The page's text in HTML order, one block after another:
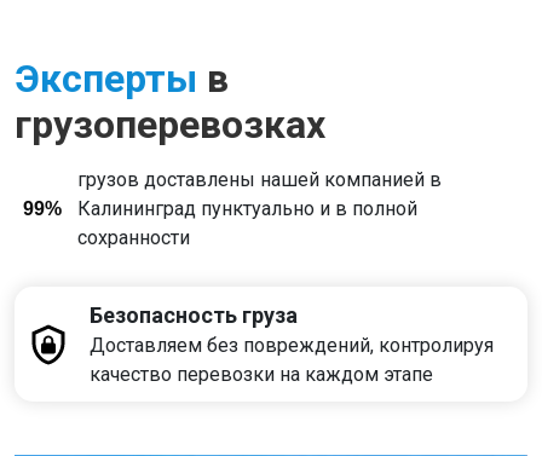
Эксперты в
грузоперевозках
99%
грузов доставлены нашей компанией в
Калининград пунктуально и в полной
сохранности
Безопасность груза
Доставляем без повреждений, контролируя
качество перевозки на каждом этапе